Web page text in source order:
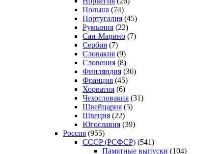
Польша (74)
Португалия (45)
Румыния (22)
Сан-Марино (7)
Сербия (7)
Словакия (9)
Словения (8)
Финляндия (36)
Франция (45)
Хорватия (6)
Чехословакия (31)
Швейцария (5)
Швеция (22)
Югославия (39)
Россия (955)
CCCP (РСФСР) (541)
Памятные выпуски (104)